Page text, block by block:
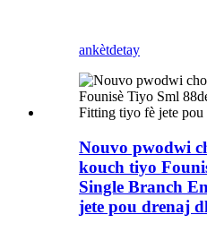
ankètdetay
Nouvo pwodwi
kouch tiyo
Single Branch
jete pou drenaj